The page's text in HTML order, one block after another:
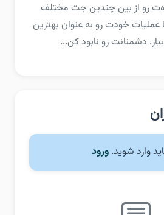
رو از بین چندین جت مختلف
عملیات خودت رو به عنوان بهترین
دشمنانت رو نابود کن...
وارد شوید. ورود